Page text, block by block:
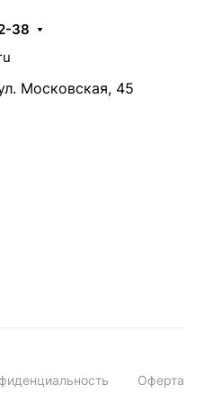
38
Московская, 45
Оферта